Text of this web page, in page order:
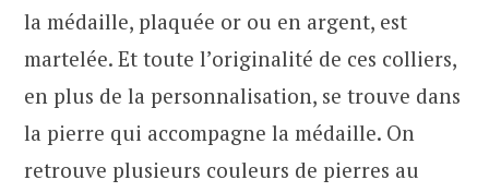
la médaille, plaquée or ou en argent, est
martelée. Et toute l’originalité de ces colliers,
en plus de la personnalisation, se trouve dans
la pierre qui accompagne la médaille. On
retrouve plusieurs couleurs de pierres au